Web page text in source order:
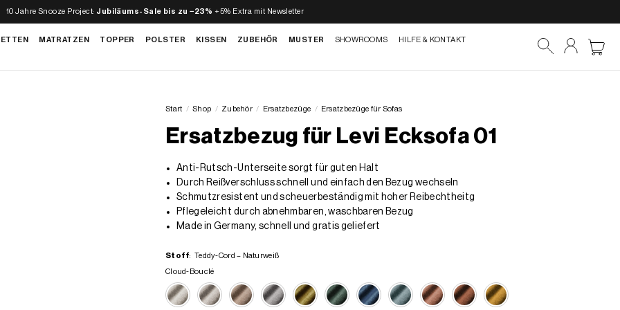
10 Jahre Snooze Project: Jubiläums-Sale bis zu −23% +5% Extra mit Newsletter
MATRATZEN TOPPER POLSTER KISSEN ZUBEHÖR MUSTER SHOWROOMS
HILFE & KONTAKT
Start / Shop / Zubehör / Ersatzbezüge / Ersatzbezüge für Sofas
Ersatzbezug für Levi Ecksofa 01
Anti-Rutsch-Unterseite sorgt für guten Halt
Durch Reißverschluss schnell und einfach den Bezug wechseln
Schmutzresistent und scheuerbeständig mit hoher Reibechtheitg
Pflegeleicht durch abnehmbaren, waschbaren Bezug
Made in Germany, schnell und gratis geliefert
Stoff: Teddy-Cord – Naturweiß
Cloud-Bouclé